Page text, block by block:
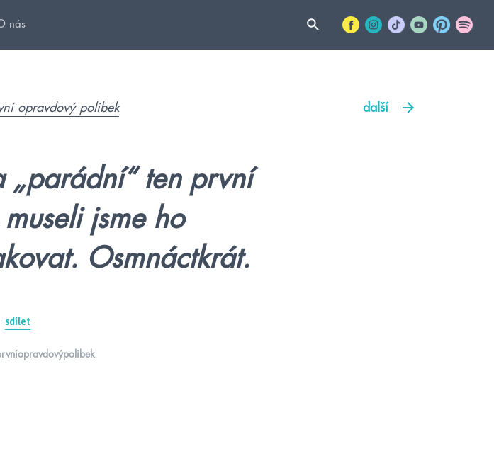
nás
další
opravdový polibek
„parádní“ ten první
jsme ho
Osmnáctkrát.
sdílet